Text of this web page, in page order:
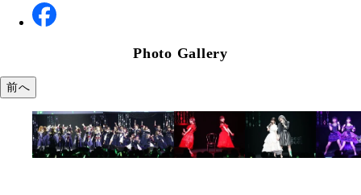
Photo Gallery
前へ